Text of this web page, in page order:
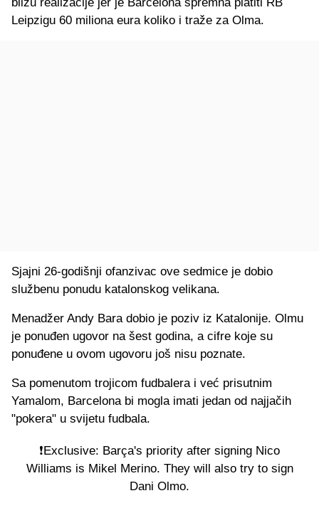
Leipzigu 60 miliona eura koliko i traže za Olma.
Sjajni 26-godišnji ofanzivac ove sedmice je dobio
službenu ponudu katalonskog velikana.
Menadžer Andy Bara dobio je poziv iz Katalonije. Olmu
je ponuđen ugovor na šest godina, a cifre koje su
ponuđene u ovom ugovoru još nisu poznate.
Sa pomenutom trojicom fudbalera i već prisutnim
Yamalom, Barcelona bi mogla imati jedan od najjačih
"pokera" u svijetu fudbala.
❗Exclusive: Barça's priority after signing Nico
Williams is Mikel Merino. They will also try to sign
Dani Olmo.